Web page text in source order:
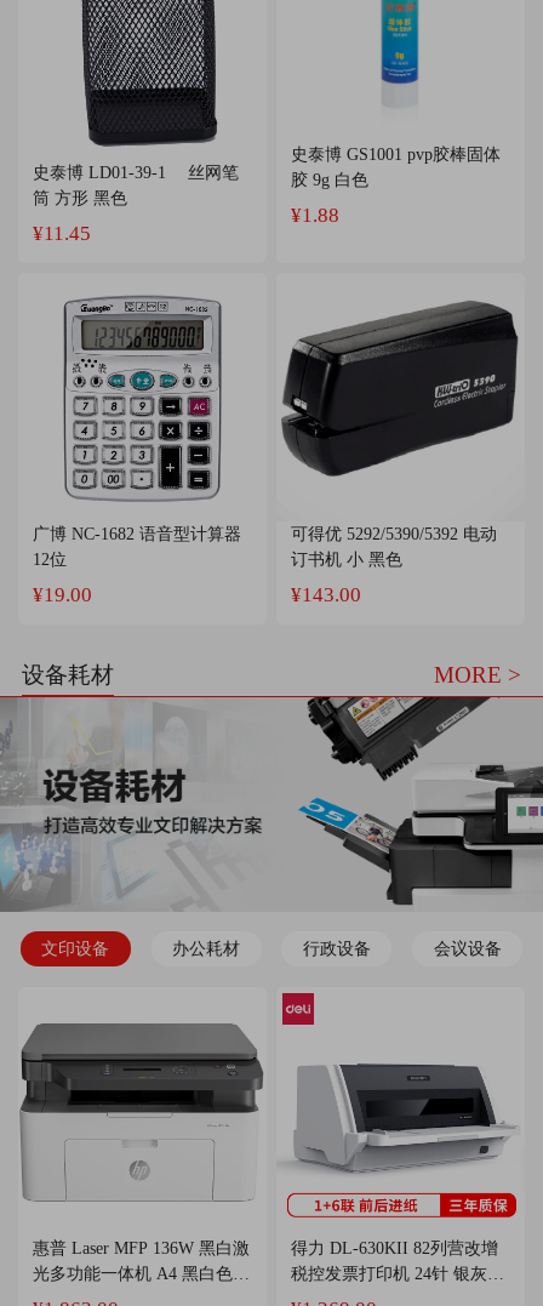
史泰博 LD01-39-1 丝网笔
筒 方形 黑色
¥11.45
史泰博 GS1001 pvp胶棒固体
胶 9g 白色
¥1.88
广博 NC-1682 语音型计算器
12位
¥19.00
可得优 5292/5390/5392 电动
订书机 小 黑色
¥143.00
设备耗材 MORE >
文印设备 办公耗材 行政设备 会议设备
惠普 Laser MFP 136W 黑白激
光多功能一体机 A4 黑白色
打印、复印、扫描、无线、1
得力 DL-630KII 82列营改增
税控发票打印机 24针 银灰色
按台销售